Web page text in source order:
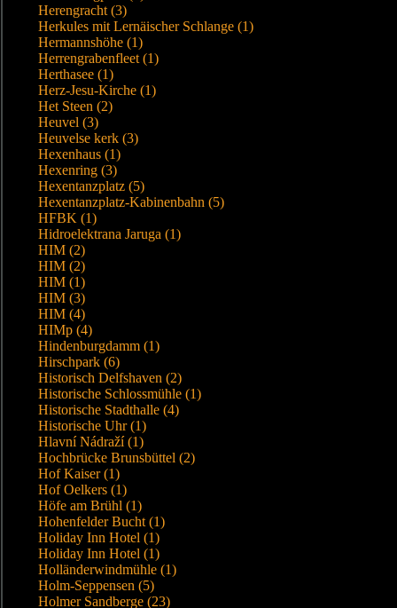
Herengracht (3)
Herkules mit Lernäischer Schlange (1)
Hermannshöhe (1)
Herrengrabenfleet (1)
Herthasee (1)
Herz-Jesu-Kirche (1)
Het Steen (2)
Heuvel (3)
Heuvelse kerk (3)
Hexenhaus (1)
Hexenring (3)
Hexentanzplatz (5)
Hexentanzplatz-Kabinenbahn (5)
HFBK (1)
Hidroelektrana Jaruga (1)
HIM (2)
HIM (2)
HIM (1)
HIM (3)
HIM (4)
HIMp (4)
Hindenburgdamm (1)
Hirschpark (6)
Historisch Delfshaven (2)
Historische Schlossmühle (1)
Historische Stadthalle (4)
Historische Uhr (1)
Hlavní Nádraží (1)
Hochbrücke Brunsbüttel (2)
Hof Kaiser (1)
Hof Oelkers (1)
Höfe am Brühl (1)
Hohenfelder Bucht (1)
Holiday Inn Hotel (1)
Holiday Inn Hotel (1)
Holländerwindmühle (1)
Holm-Seppensen (5)
Holmer Sandberge (23)